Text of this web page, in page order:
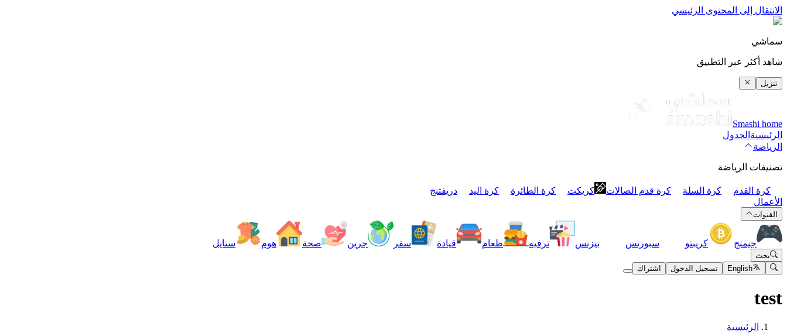
الانتقال إلى المحتوى الرئيسي
سماشي
شاهد أكثر عبر التطبيق
تنزيل
Smashi home
الرئيسية الجدول
الرياضة
تصنيفات الرياضة
كرة القدم كرة السلة كرة قدم الصالات كريكت كرة الطائرة كرة اليد
دريفتنج
الأعمال
القنوات
جيمنج كريبتو سبورتس بيزنس ترفيه طعام قيادة سفر جرين صحة هوم ستايل
بحث
English
تسجيل الدخول اشتراك
test
الرئيسية